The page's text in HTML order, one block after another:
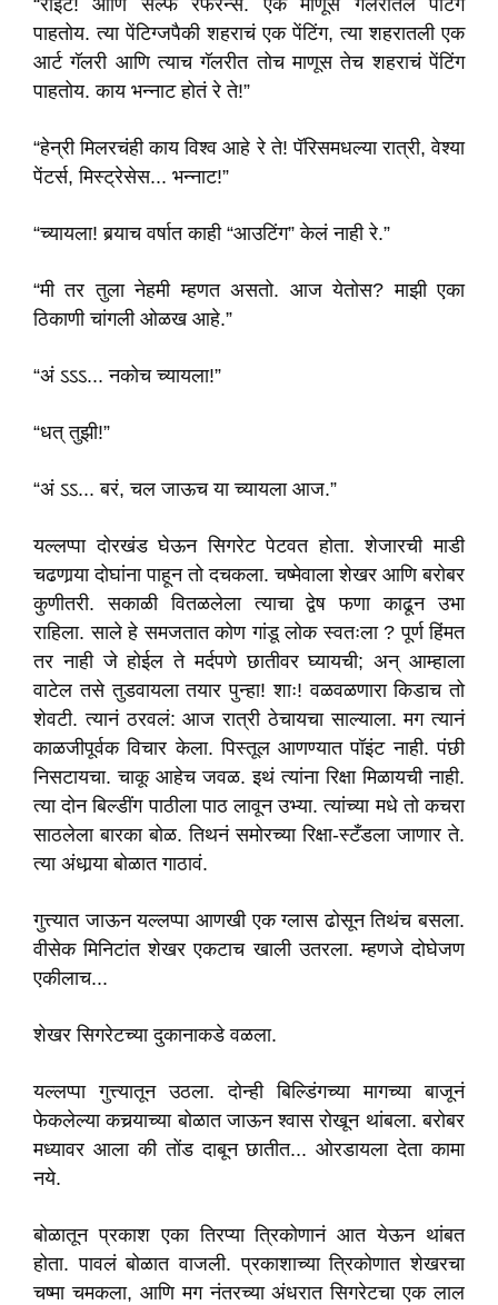
“राइट! आणि सेल्फ रेफरन्स. एक माणूस गॅलरीतले पेंटिंग
पाहतोय. त्या पेंटिग्जपैकी शहराचं एक पेंटिंग, त्या शहरातली एक
आर्ट गॅलरी आणि त्याच गॅलरीत तोच माणूस तेच शहराचं पेंटिंग
पाहतोय. काय भन्नाट होतं रे ते!”
“हेन्री मिलरचंही काय विश्‍व आहे रे ते! पॅरिसमधल्या रात्री, वेश्या
पेंटर्स, मिस्ट्रेसेस... भन्नाट!”
“च्यायला! बर्‍याच वर्षात काही “आउटिंग” केलं नाही रे.”
“मी तर तुला नेहमी म्हणत असतो. आज येतोस? माझी एका
ठिकाणी चांगली ओळख आहे.”
“अं ऽऽऽ... नकोच च्यायला!”
“धत् तुझी!”
“अं ऽऽ... बरं, चल जाऊच या च्यायला आज.”
यल्लप्पा दोरखंड घेऊन सिगरेट पेटवत होता. शेजारची माडी
चढणार्‍या दोघांना पाहून तो दचकला. चष्मेवाला शेखर आणि बरोबर
कुणीतरी. सकाळी वितळलेला त्याचा द्वेष फणा काढून उभा
राहिला. साले हे समजतात कोण गांडू लोक स्वतःला ? पूर्ण हिंमत
तर नाही जे होईल ते मर्दपणे छातीवर घ्यायची; अन् आम्हाला
वाटेल तसे तुडवायला तयार पुन्हा! शाः! वळवळणारा किडाच तो
शेवटी. त्यानं ठरवलं: आज रात्री ठेचायचा साल्याला. मग त्यानं
काळजीपूर्वक विचार केला. पिस्तूल आणण्यात पॉइंट नाही. पंछी
निसटायचा. चाकू आहेच जवळ. इथं त्यांना रिक्षा मिळायची नाही.
त्या दोन बिल्डींग पाठीला पाठ लावून उभ्या. त्यांच्या मधे तो कचरा
साठलेला बारका बोळ. तिथनं समोरच्या रिक्षा-स्टँडला जाणार ते.
त्या अंधार्‍या बोळात गाठावं.
गुत्त्यात जाऊन यल्लप्पा आणखी एक ग्लास ढोसून तिथंच बसला.
वीसेक मिनिटांत शेखर एकटाच खाली उतरला. म्हणजे दोघेजण
एकीलाच...
शेखर सिगरेटच्या दुकानाकडे वळला.
यल्लप्पा गुत्त्यातून उठला. दोन्ही बिल्डिंगच्या मागच्या बाजूनं
फेकलेल्या कचर्‍याच्या बोळात जाऊन श्‍वास रोखून थांबला. बरोबर
मध्यावर आला की तोंड दाबून छातीत... ओरडायला देता कामा
नये.
बोळातून प्रकाश एका तिरप्या त्रिकोणानं आत येऊन थांबत
होता. पावलं बोळात वाजली. प्रकाशाच्या त्रिकोणात शेखरचा
चष्मा चमकला, आणि मग नंतरच्या अंधरात सिगरेटचा एक लाल